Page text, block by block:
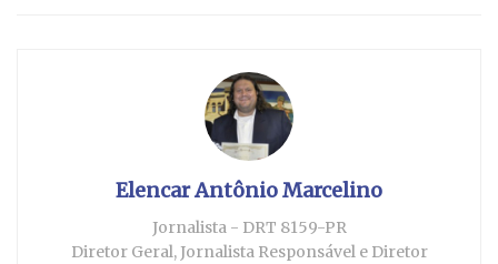
Elencar Antônio Marcelino
Jornalista - DRT 8159-PR
Diretor Geral, Jornalista Responsável e Diretor